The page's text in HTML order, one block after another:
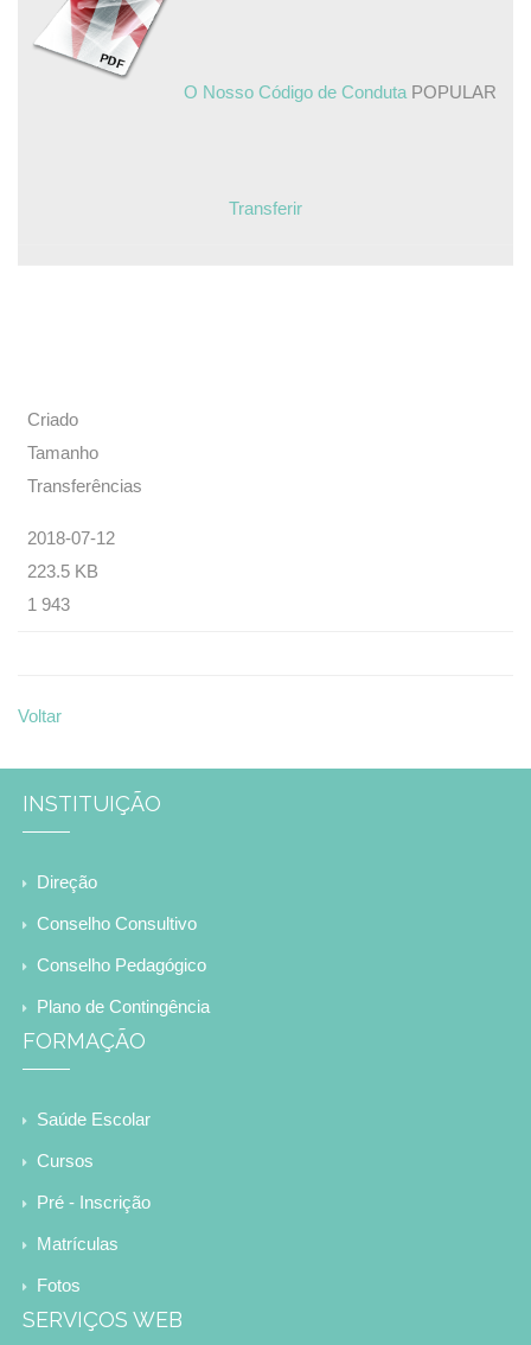
O Nosso Código de Conduta POPULAR
Transferir
Criado
Tamanho
Transferências
2018-07-12
223.5 KB
1 943
Voltar
INSTITUIÇÃO
Direção
Conselho Consultivo
Conselho Pedagógico
Plano de Contingência
FORMAÇÃO
Saúde Escolar
Cursos
Pré - Inscrição
Matrículas
Fotos
SERVIÇOS WEB